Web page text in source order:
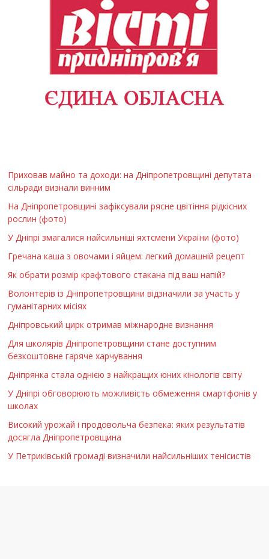
Приховав майно та доходи: на Дніпропетровщині депутата
сільради визнали винним
На Дніпропетровщині зафіксували рясне цвітіння рідкісних
рослин (фото)
У Дніпрі змагалися найсильніші яхтсмени України (фото)
Гречана каша з овочами і яйцем: легкий домашній рецепт
Як обрати розмір крафтового стакана під ваш напій?
Волонтерів із Дніпропетровщини відзначили за участь у
гуманітарних місіях
Дніпровський цирк отримав міжнародне визнання
Для школярів Дніпропетровщини стане доступним
безкоштовне гаряче харчування
Дніпрянка стала однією з найкращих юних кінологів світу
У Дніпрі обговорюють можливість обмеження смартфонів у
школах
Високий урожай і продовольча безпека: яких результатів
досягла Дніпропетровщина
У Петриківській громаді визначили найсильніших тенісистів